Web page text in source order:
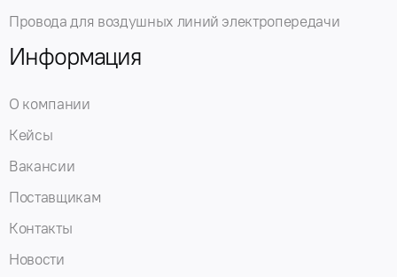
Провода для воздушных линий электропередачи
Информация
О компании
Кейсы
Вакансии
Поставщикам
Контакты
Новости